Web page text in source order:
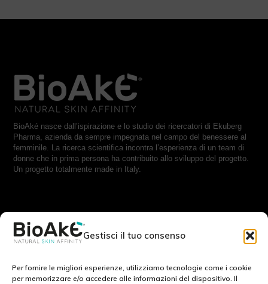
Gestisci il tuo consenso
Per fornire le migliori esperienze, utilizziamo tecnologie come i cookie
per memorizzare e/o accedere alle informazioni del dispositivo. Il
BioAké nasce dall’ispirazione e lo studio dei ricercatori di Ekuberg
Pharma, azienda da sempre impegnata nel campo del benessere al
femminile. La ricerca scientifica incontra l’esperienza di un team di
donne che in prima persona ha contribuito allo sviluppo del progetto.
Un progetto totalmente made in Italy.
RESTA IN CONTATTO CON NOI: